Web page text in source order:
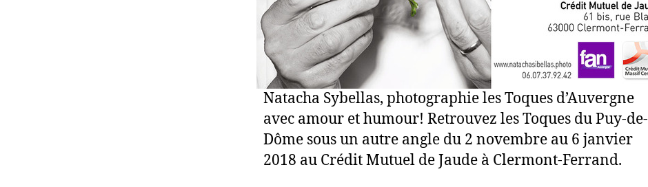
Natacha Sybellas, photographie les Toques d’Auvergne
avec amour et humour! Retrouvez les Toques du Puy-de-
Dôme sous un autre angle du 2 novembre au 6 janvier
2018 au Crédit Mutuel de Jaude à Clermont-Ferrand.